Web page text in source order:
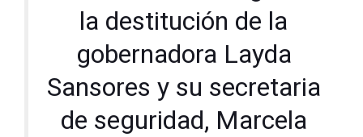
la destitución de la
gobernadora Layda
Sansores y su secretaria
de seguridad, Marcela